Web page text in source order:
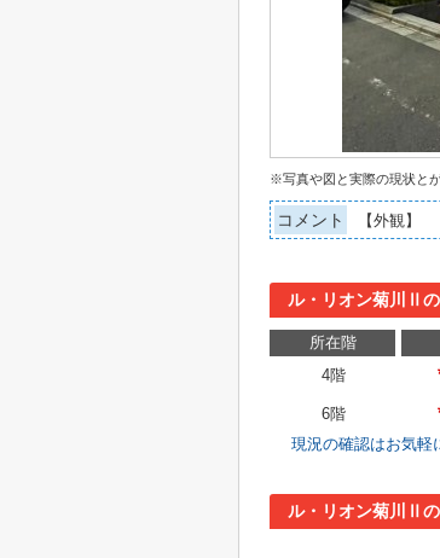
※写真や図と実際の現状と
コメント 【外観】
ル・リオン菊川Ⅱ
所在階
4階
6階
現況の確認はお気軽
ル・リオン菊川Ⅱ